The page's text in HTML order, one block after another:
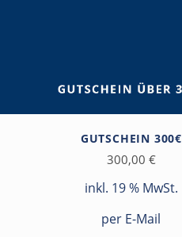
GUTSCHEIN 300€
300,00 €
inkl. 19 % MwSt.
per E-Mail